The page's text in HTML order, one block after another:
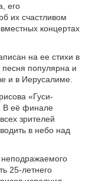
его
их счастливом
концертах
на ее стихи в
популярна и
и в Иерусалиме.
«Гуси-
В её финале
зрителей
в небо над
25-летнего